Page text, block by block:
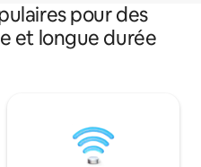
pour des
et longue durée